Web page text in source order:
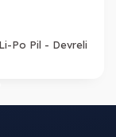
Po Pil - Devreli